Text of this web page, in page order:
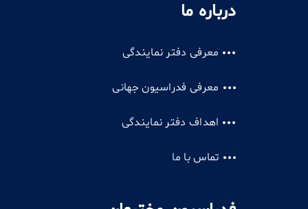
درباره ما
معرفی دفتر نمایندگی
معرفی فدراسیون جهانی
اهداف دفتر نمایندگی
تماس با ما